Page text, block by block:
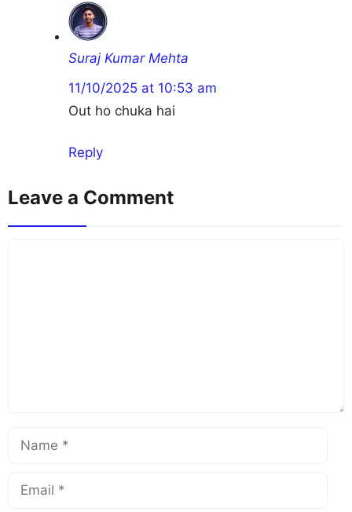
Suraj Kumar Mehta
11/10/2025 at 10:53 am
Out ho chuka hai
Reply
Leave a Comment